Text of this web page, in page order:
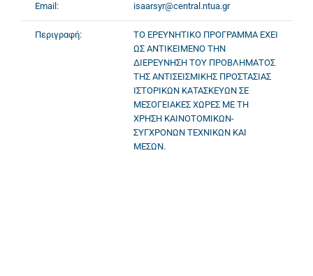
Email: isaarsyr@central.ntua.gr
Περιγραφή:
ΤΟ ΕΡΕΥΝΗΤΙΚΟ ΠΡΟΓΡΑΜΜΑ ΕΧΕΙ
ΩΣ ΑΝΤΙΚΕΙΜΕΝΟ ΤΗΝ
ΔΙΕΡΕΥΝΗΣΗ ΤΟΥ ΠΡΟΒΛΗΜΑΤΟΣ
ΤΗΣ ΑΝΤΙΣΕΙΣΜΙΚΗΣ ΠΡΟΣΤΑΣΙΑΣ
ΙΣΤΟΡΙΚΩΝ ΚΑΤΑΣΚΕΥΩΝ ΣΕ
ΜΕΣΟΓΕΙΑΚΕΣ ΧΩΡΕΣ ΜΕ ΤΗ
ΧΡΗΣΗ ΚΑΙΝΟΤΟΜΙΚΩΝ-
ΣΥΓΧΡΟΝΩΝ ΤΕΧΝΙΚΩΝ ΚΑΙ
ΜΕΣΩΝ.